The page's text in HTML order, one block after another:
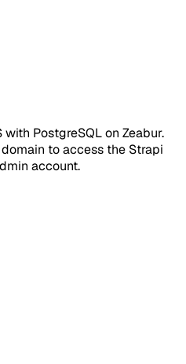
PostgreSQL on Zeabur.
to access the Strapi
account.